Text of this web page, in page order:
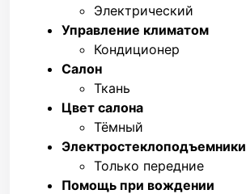
Электрический
Управление климатом
Кондиционер
Салон
Ткань
Цвет салона
Тёмный
Электростеклоподъемники
Только передние
Помощь при вождении